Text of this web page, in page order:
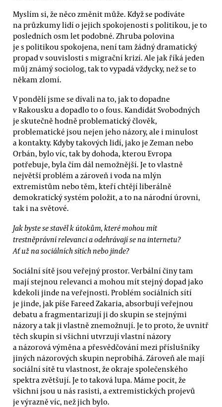
Myslím si, že něco změnit může. Když se podíváte
na průzkumy lidí o jejich spokojenosti s politikou, je to
posledních osm let podobné. Zhruba polovina
je s politikou spokojena, není tam žádný dramatický
propad v souvislosti s migrační krizí. Ale jak říká jeden
můj známý sociolog, tak to vypadá vždycky, než se to
někam zlomí.
V pondělí jsme se dívali na to, jak to dopadne
v Rakousku a dopadlo to o fous. Kandidát Svobodných
je skutečně hodně problematický člověk,
problematické jsou nejen jeho názory, ale i minulost
a kontakty. Kdyby takových lidí, jako je Zeman nebo
Orbán, bylo víc, tak by dohoda, kterou Evropa
potřebuje, byla čím dál nemožnější. Je to vlastně
největší problém a zároveň i voda na mlýn
extremistům nebo těm, kteří chtějí liberálně
demokratický systém položit, a to na národní úrovni,
tak i na světové.
Jak byste se stavěl k útokům, které mohou mít
trestněprávní relevanci a odehrávají se na internetu?
Ať už na sociálních sítích nebo jinde?
Sociální sítě jsou veřejný prostor. Verbální činy tam
mají stejnou relevanci a mohou mít stejný dopad jako
kdekoli jinde na veřejnosti. Problém sociálních sítí
je jinde, jak píše Fareed Zakaria, absorbují veřejnou
debatu a fragmentarizují ji do skupin se stejnými
názory a tak ji vlastně znemožnují. Je to proto, že uvnitř
těch skupin si všichni utvrzují vlastní názory
a názorová výměna a přesvědčování mezi příslušníky
jiných názorových skupin neprobíhá. Zároveň ale mají
sociální sítě tu vlastnost, že okraje společenského
spektra zvětšují. Je to taková lupa. Máme pocit, že
všichni jsou u nás rasisti, a extremistických projevů
je výrazně víc, než jich bylo.